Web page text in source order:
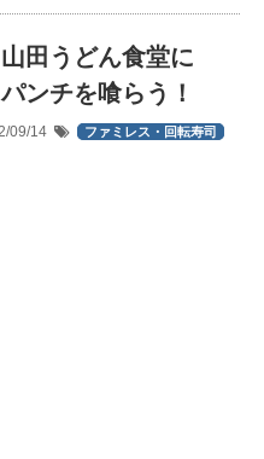
田うどん食堂に
ンチを喰らう！
09/14 ファミレス・回転寿司